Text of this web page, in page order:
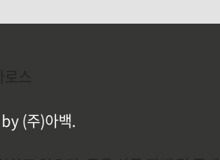
팀과의 승점 1점 또한 중요한 부
(주)아백.